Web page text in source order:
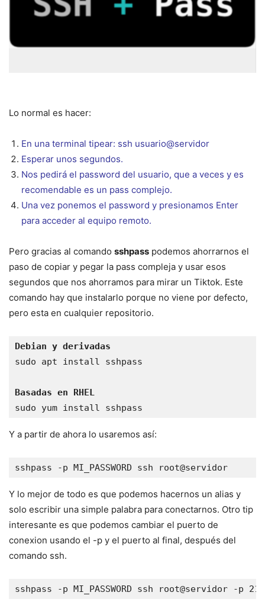
Lo normal es hacer:
En una terminal tipear: ssh usuario@servidor
Esperar unos segundos.
Nos pedirá el password del usuario, que a veces y es
recomendable es un pass complejo.
Una vez ponemos el password y presionamos Enter
para acceder al equipo remoto.
Pero gracias al comando sshpass podemos ahorrarnos el
paso de copiar y pegar la pass compleja y usar esos
segundos que nos ahorramos para mirar un Tiktok. Este
comando hay que instalarlo porque no viene por defecto,
pero esta en cualquier repositorio.
Debian y derivadas
sudo apt install sshpass
Basadas en RHEL
sudo yum install sshpass
Y a partir de ahora lo usaremos así:
sshpass -p MI_PASSWORD ssh root@servidor
Y lo mejor de todo es que podemos hacernos un alias y
solo escribir una simple palabra para conectarnos. Otro tip
interesante es que podemos cambiar el puerto de
conexion usando el -p y el puerto al final, después del
comando ssh.
sshpass -p MI_PASSWORD ssh root@servidor -p